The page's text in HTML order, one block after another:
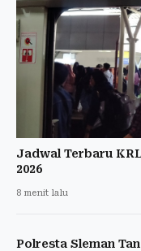
Jadwal Terbaru
2026
8 menit lalu
Polresta Sleman